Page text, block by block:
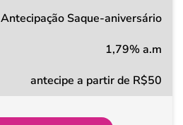
Antecipação Saque-aniversário
1,79% a.m
antecipe a partir de R$50